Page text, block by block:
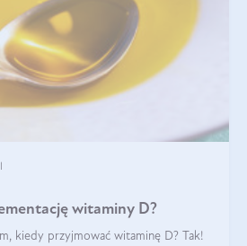
witaminy D?
kiedy przyjmować witaminę D? Tak!